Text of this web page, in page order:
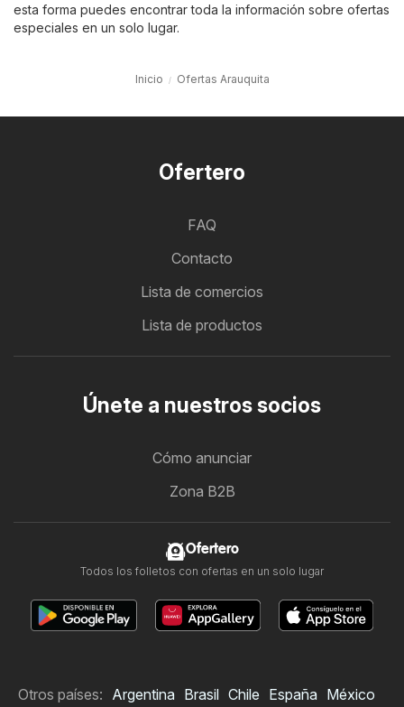
esta forma puedes encontrar toda la información sobre ofertas
especiales en un solo lugar.
Inicio Ofertas Arauquita
Ofertero
FAQ
Contacto
Lista de comercios
Lista de productos
Únete a nuestros socios
Cómo anunciar
Zona B2B
Ofertero
Todos los folletos con ofertas en un solo lugar
Otros países: Argentina Brasil Chile España México